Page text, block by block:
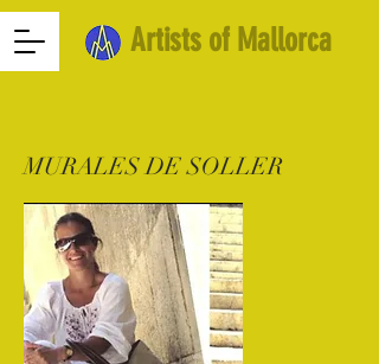
Artists of Mallorca
MURALES DE SOLLER